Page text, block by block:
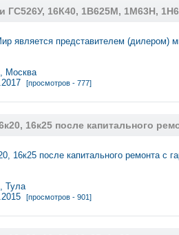
ГС526У, 16К40, 1В625М, 1М63Н,
является представителем (дилером)
[просмотров - 777]
16к25 после капитального
16к25 после капитального ремонта с
Тула
[просмотров - 901]